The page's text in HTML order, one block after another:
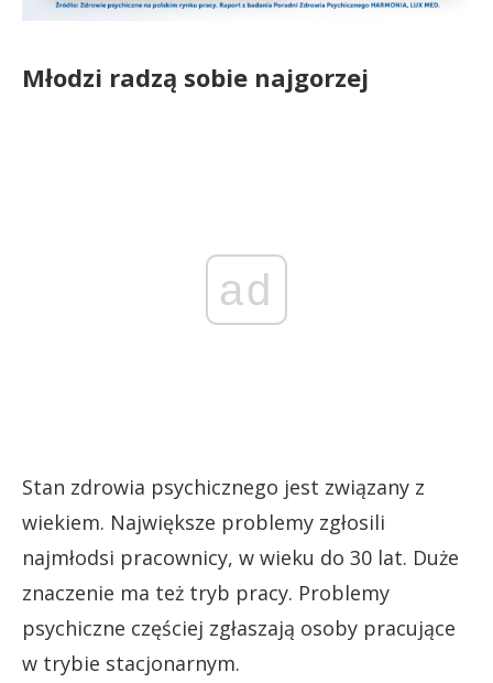
Młodzi radzą sobie najgorzej
ad
Stan zdrowia psychicznego jest związany z
wiekiem. Największe problemy zgłosili
najmłodsi pracownicy, w wieku do 30 lat. Duże
znaczenie ma też tryb pracy. Problemy
psychiczne częściej zgłaszają osoby pracujące
w trybie stacjonarnym.